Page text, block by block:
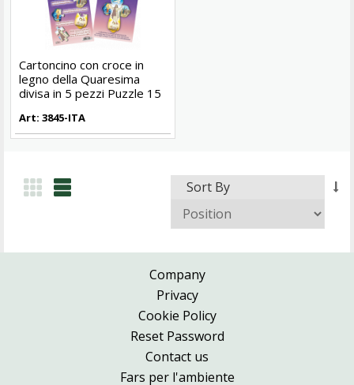
Cartoncino con croce in
legno della Quaresima
divisa in 5 pezzi Puzzle 15
Art: 3845-ITA
Sort By
Company
Privacy
Cookie Policy
Reset Password
Contact us
Fars per l'ambiente